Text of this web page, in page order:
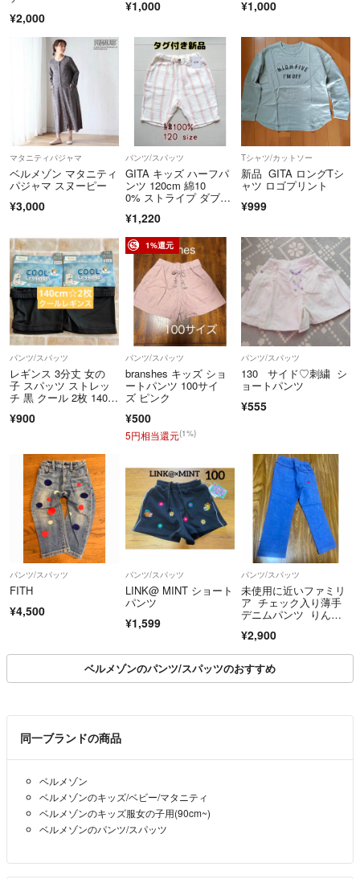
¥2,000
¥1,000 ¥1,000
マタニティパジャマ
ベルメゾン マタニティ
パジャマ スヌーピー
¥3,000
パンツ/スパッツ
GITA キッズ ハーフパ
ンツ 120cm 綿10
0% ストライプ ダブル
¥1,220
Tシャツ/カットソー
新品 GITA ロングTシ
ャツ ロゴプリント
¥999
パンツ/スパッツ
レギンス 3分丈 女の
子 スパッツ ストレッ
チ 黒 クール 2枚 140c
¥900
1%還元
パンツ/スパッツ
branshes キッズ ショ
ートパンツ 100サイ
ズ ピンク
¥500
5円相当還元(1%)
パンツ/スパッツ
130 サイド♡刺繍 シ
ョートパンツ
¥555
パンツ/スパッツ
FITH
¥4,500
パンツ/スパッツ
LINK@ MINT ショート
パンツ
¥1,599
パンツ/スパッツ
未使用に近いファミリ
ア チェック入り薄手
デニムパンツ りんご
¥2,900
ベルメゾンのパンツ/スパッツのおすすめ
同一ブランドの商品
ベルメゾン
ベルメゾンのキッズ/ベビー/マタニティ
ベルメゾンのキッズ服女の子用(90cm~)
ベルメゾンのパンツ/スパッツ